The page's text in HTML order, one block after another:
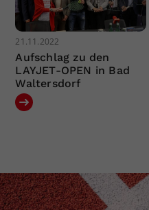
21.11.2022
Aufschlag zu den
LAYJET-OPEN in Bad
Waltersdorf